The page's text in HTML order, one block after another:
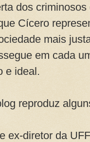
dos
Cícero
mais
em cada
e ideal.
reproduz
ex-diretor da